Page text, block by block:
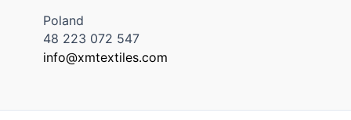
Poland
48 223 072 547
info@xmtextiles.com